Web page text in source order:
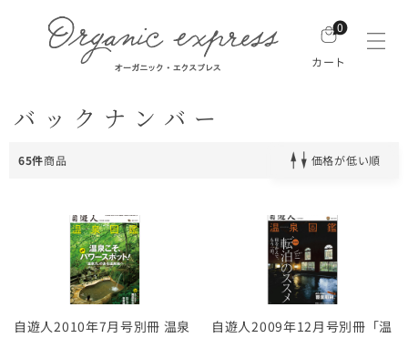
0
カート
バックナンバー
65件商品 価格が低い順
自遊人2010年7月号別冊 温泉
自遊人2009年12月号別冊「温